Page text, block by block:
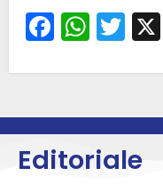
Editoriale